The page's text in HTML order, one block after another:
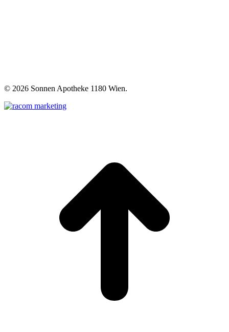
© 2026 Sonnen Apotheke 1180 Wien.